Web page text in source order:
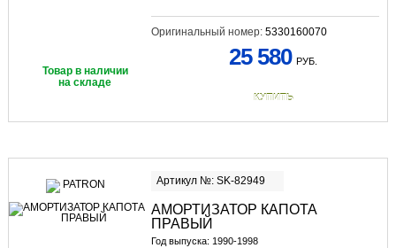
Оригинальный номер: 5330160070
Товар в наличии
на складе
25 580 РУБ.
КУПИТЬ
Артикул №: SK-82949
АМОРТИЗАТОР КАПОТА
ПРАВЫЙ
Год выпуска: 1990-1998